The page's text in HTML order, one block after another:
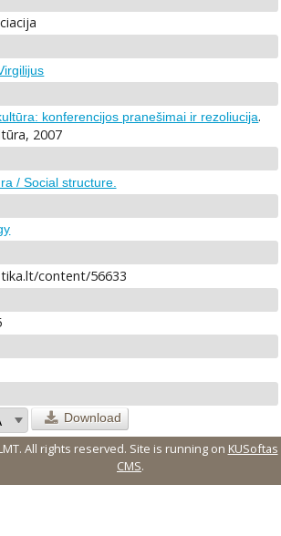
konferencijos pranešimai ir rezoliucija.
2007
/ Social structure.
content/56633
Download
All rights reserved. Site is running on KUSoftas
CMS.